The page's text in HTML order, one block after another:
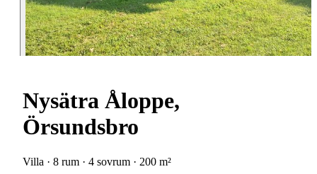
Nysätra Åloppe,
Örsundsbro
Villa · 8 rum · 4 sovrum · 200 m²